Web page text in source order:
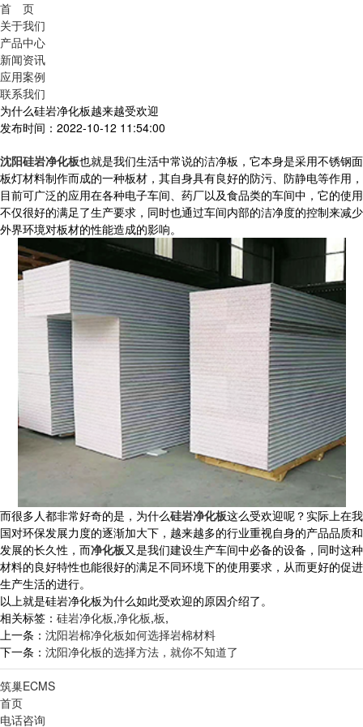
首 页
关于我们
产品中心
新闻资讯
应用案例
联系我们
为什么硅岩净化板越来越受欢迎
发布时间：2022-10-12 11:54:00
沈阳硅岩净化板也就是我们生活中常说的洁净板，它本身是采用不锈钢面
板灯材料制作而成的一种板材，其自身具有良好的防污、防静电等作用，
目前可广泛的应用在各种电子车间、药厂以及食品类的车间中，它的使用
不仅很好的满足了生产要求，同时也通过车间内部的洁净度的控制来减少
外界环境对板材的性能造成的影响。
而很多人都非常好奇的是，为什么硅岩净化板这么受欢迎呢？实际上在我
国对环保发展力度的逐渐加大下，越来越多的行业重视自身的产品品质和
发展的长久性，而净化板又是我们建设生产车间中必备的设备，同时这种
材料的良好特性也能很好的满足不同环境下的使用要求，从而更好的促进
生产生活的进行。
以上就是硅岩净化板为什么如此受欢迎的原因介绍了。
相关标签： 硅岩净化板,净化板,板,
上一条： 沈阳岩棉净化板如何选择岩棉材料
下一条： 沈阳净化板的选择方法，就你不知道了
筑巢ECMS
首页
电话咨询